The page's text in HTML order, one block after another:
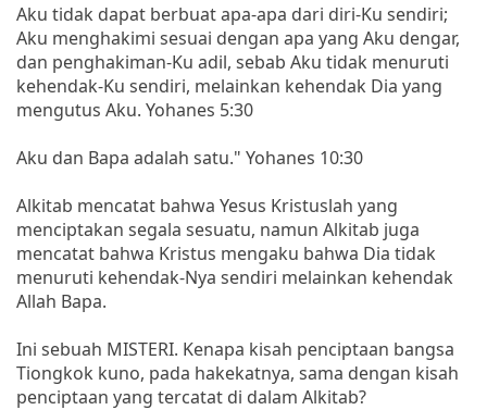
Aku tidak dapat berbuat apa-apa dari diri-Ku sendiri;
Aku menghakimi sesuai dengan apa yang Aku dengar,
dan penghakiman-Ku adil, sebab Aku tidak menuruti
kehendak-Ku sendiri, melainkan kehendak Dia yang
mengutus Aku. Yohanes 5:30
Aku dan Bapa adalah satu." Yohanes 10:30
Alkitab mencatat bahwa Yesus Kristuslah yang
menciptakan segala sesuatu, namun Alkitab juga
mencatat bahwa Kristus mengaku bahwa Dia tidak
menuruti kehendak-Nya sendiri melainkan kehendak
Allah Bapa.
Ini sebuah MISTERI. Kenapa kisah penciptaan bangsa
Tiongkok kuno, pada hakekatnya, sama dengan kisah
penciptaan yang tercatat di dalam Alkitab?